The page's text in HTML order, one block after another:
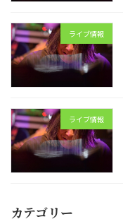
ライブ情報
ライブ情報
カテゴリー